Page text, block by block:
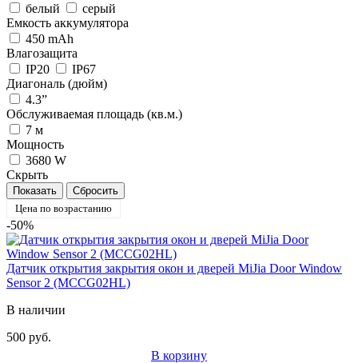
белый
серый
Емкость аккумулятора
450 mAh
Влагозащита
IP20
IP67
Диагональ (дюйм)
4.3”
Обслуживаемая площадь (кв.м.)
7 м
Мощность
3680 W
Скрыть
Цена по возрастанию
-50%
Датчик открытия закрытия окон и дверей MiJia Door Window
Sensor 2 (MCCG02HL)
В наличии
500 руб.
В корзину